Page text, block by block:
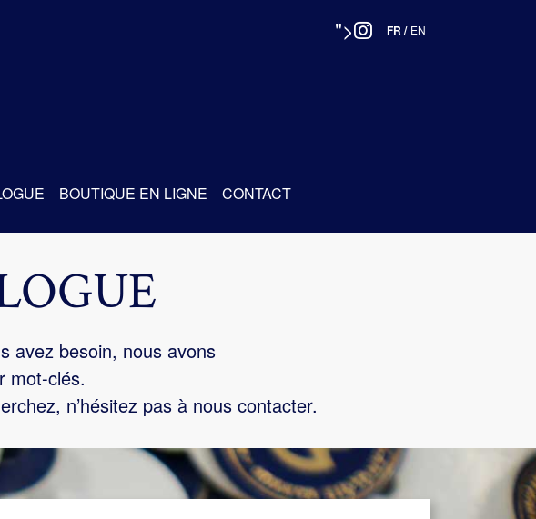
"> FR / EN
BOUTIQUE EN LIGNE CONTACT
avez besoin, nous avons
mot-clés.
n’hésitez pas à nous contacter.